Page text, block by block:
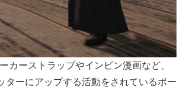
カーストラップやインビン漫画など、
ターにアップする活動をされているポー